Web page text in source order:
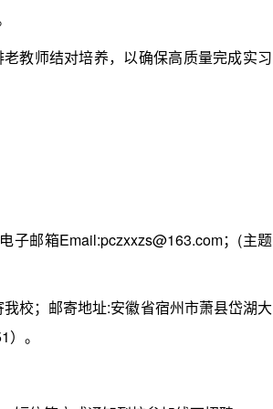
师结对培养，以确保高质量完成实习
邮箱Email:pczxxzs@163.com；(主题
；邮寄地址:安徽省宿州市萧县岱湖大
。